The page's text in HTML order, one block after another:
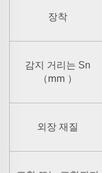
장착
감지 거리는 Sn
（mm ）
외장 재질